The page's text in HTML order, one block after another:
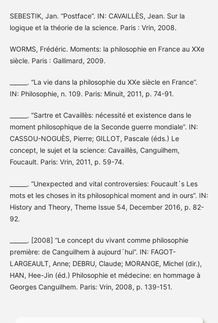
SEBESTIK, Jan. “Postface”. IN: CAVAILLÈS, Jean. Sur la
logique et la théorie de la science. Paris : Vrin, 2008.
WORMS, Frédéric. Moments: la philosophie en France au XXe
siècle. Paris : Gallimard, 2009.
______. “La vie dans la philosophie du XXe siècle en France”.
IN: Philosophie, n. 109. Paris: Minuit, 2011, p. 74-91.
______. “Sartre et Cavaillès: nécessité et existence dans le
moment philosophique de la Seconde guerre mondiale”. IN:
CASSOU-NOGUÈS, Pierre; GILLOT, Pascale (éds.) Le
concept, le sujet et la science: Cavaillès, Canguilhem,
Foucault. Paris: Vrin, 2011, p. 59-74.
______. “Unexpected and vital controversies: Foucault´s Les
mots et les choses in its philosophical moment and in ours”. IN:
History and Theory, Theme Issue 54, December 2016, p. 82-
92.
______. [2008] “Le concept du vivant comme philosophie
première: de Canguilhem à aujourd´hui”. IN: FAGOT-
LARGEAULT, Anne; DEBRU, Claude; MORANGE, Michel (dir.),
HAN, Hee-Jin (éd.) Philosophie et médecine: en hommage à
Georges Canguilhem. Paris: Vrin, 2008, p. 139-151.